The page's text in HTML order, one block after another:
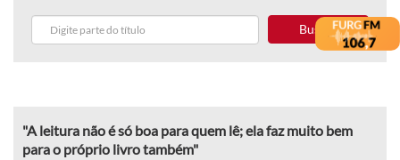
Buscar
"A leitura não é só boa para quem lê; ela faz muito bem
para o próprio livro também"